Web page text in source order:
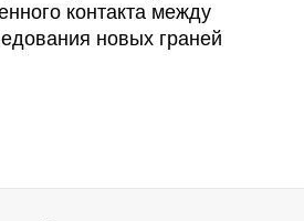
контакта между
новых граней